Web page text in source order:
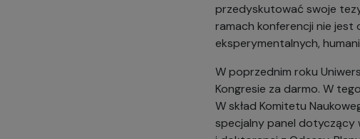
przedyskutować swoje
ramach konferencji nie jest
eksperymentalnych,
W poprzednim roku
Kongresie za darmo. W
W skład Komitetu
specjalny panel dotyczący